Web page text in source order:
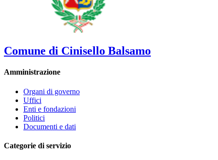
Comune di Cinisello Balsamo
Amministrazione
Organi di governo
Uffici
Enti e fondazioni
Politici
Documenti e dati
Categorie di servizio